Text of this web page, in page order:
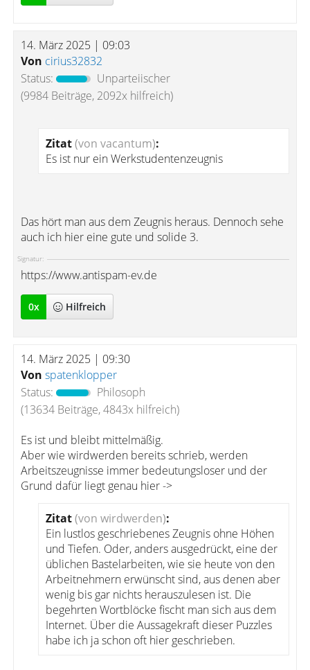
14. März 2025 | 09:03
Von cirius32832
Status:
Unparteiischer
(9984 Beiträge, 2092x hilfreich)
Zitat(von vacantum):
Es ist nur ein Werkstudentenzeugnis
Das hört man aus dem Zeugnis heraus. Dennoch sehe
auch ich hier eine gute und solide 3.
Signatur:
https://www.antispam-ev.de
0x Hilfreich
14. März 2025 | 09:30
Von spatenklopper
Status:
Philosoph
(13634 Beiträge, 4843x hilfreich)
Es ist und bleibt mittelmäßig.
Aber wie wirdwerden bereits schrieb, werden
Arbeitszeugnisse immer bedeutungsloser und der
Grund dafür liegt genau hier ->
Zitat(von wirdwerden):
Ein lustlos geschriebenes Zeugnis ohne Höhen
und Tiefen. Oder, anders ausgedrückt, eine der
üblichen Bastelarbeiten, wie sie heute von den
Arbeitnehmern erwünscht sind, aus denen aber
wenig bis gar nichts herauszulesen ist. Die
begehrten Wortblöcke fischt man sich aus dem
Internet. Über die Aussagekraft dieser Puzzles
habe ich ja schon oft hier geschrieben.